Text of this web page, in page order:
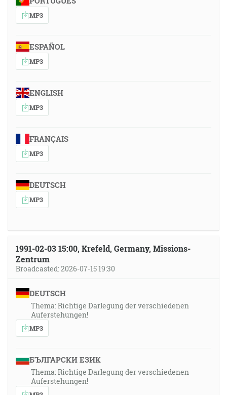
MP3
ESPAÑOL
MP3
ENGLISH
MP3
FRANÇAIS
MP3
DEUTSCH
MP3
1991-02-03 15:00, Krefeld, Germany, Missions-
Zentrum
Broadcasted: 2026-07-15 19:30
DEUTSCH
Thema: Richtige Darlegung der verschiedenen
Auferstehungen!
MP3
БЪЛГАРСКИ ЕЗИК
Thema: Richtige Darlegung der verschiedenen
Auferstehungen!